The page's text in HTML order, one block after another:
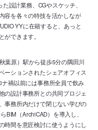
設計業務、CGやスケッチ、
容を各々の特技を活かしなが
YYに在籍すると、あっと
できます。
葉原）駅から徒歩5分の隅田川
ーションされたシェアオフィス
禍以前には事務所全員で飲み
の設計事務所との共同プロジェ
事務所内だけで閉じない学びの
BIM（ArchiCAD）を導入し、
時間を意匠検討に使うようにし